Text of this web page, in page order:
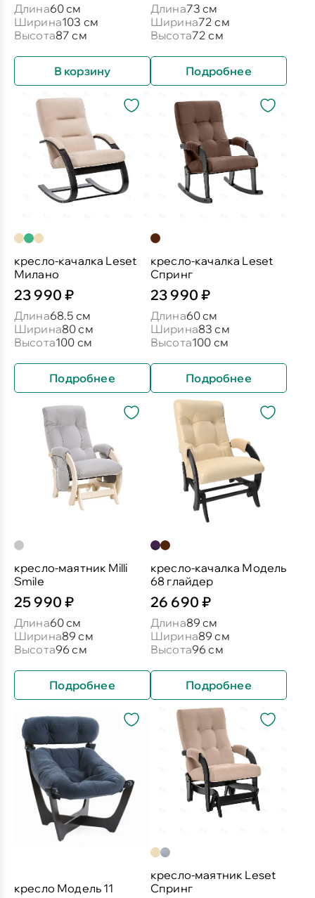
Длина60 см
Ширина103 см
Высота87 см
В корзину
Длина73 см
Ширина72 см
Высота72 см
Подробнее
кресло-качалка Leset
Милано
23 990 ₽
Длина68.5 см
Ширина80 см
Высота100 см
Подробнее
кресло-качалка Leset
Спринг
23 990 ₽
Длина60 см
Ширина83 см
Высота100 см
Подробнее
кресло-маятник Milli
Smile
25 990 ₽
Длина60 см
Ширина89 см
Высота96 см
Подробнее
кресло-качалка Модель
68 глайдер
26 690 ₽
Длина89 см
Ширина89 см
Высота96 см
Подробнее
кресло Модель 11
кресло-маятник Leset
Спринг